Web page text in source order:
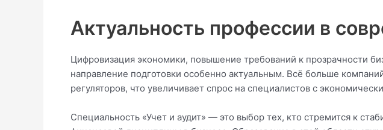
Актуальность профессии в
Цифровизация экономики, повышение требований к прозрачности
направление подготовки особенно актуальным. Всё больше
регуляторов, что увеличивает спрос на специалистов с
Специальность «Учет и аудит» — это выбор тех, кто стремится к